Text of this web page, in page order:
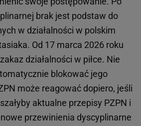
brak jest podstaw do
w działalności w polskim
Od 17 marca 2026 roku
działalności w piłce. Nie
blokować jego
może reagować dopiero, jeśli
aktualne przepisy PZPN i
przewinienia dyscyplinarne